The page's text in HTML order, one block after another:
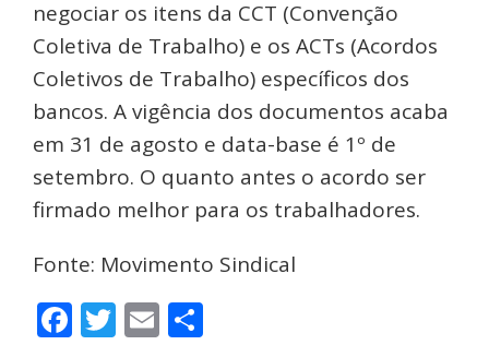
negociar os itens da CCT (Convenção
Coletiva de Trabalho) e os ACTs (Acordos
Coletivos de Trabalho) específicos dos
bancos. A vigência dos documentos acaba
em 31 de agosto e data-base é 1º de
setembro. O quanto antes o acordo ser
firmado melhor para os trabalhadores.
Fonte: Movimento Sindical
Facebook
Twitter
Email